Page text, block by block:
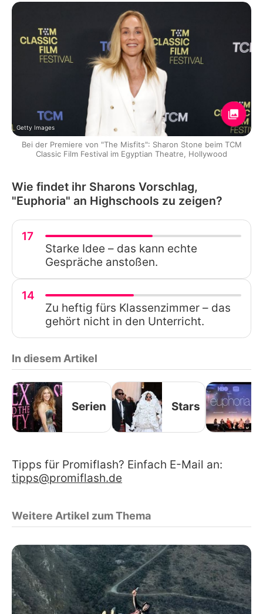
Getty Images
Bei der Premiere von "The Misfits": Sharon Stone beim TCM
Classic Film Festival im Egyptian Theatre, Hollywood
Wie findet ihr Sharons Vorschlag,
"Euphoria" an Highschools zu zeigen?
17
Starke Idee – das kann echte
Gespräche anstoßen.
14
Zu heftig fürs Klassenzimmer – das
gehört nicht in den Unterricht.
In diesem Artikel
Serien Stars
Tipps für Promiflash? Einfach E-Mail an:
tipps@promiflash.de
Weitere Artikel zum Thema